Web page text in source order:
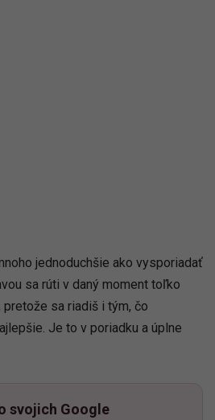
jednoduchšie ako vysporiadať
sa rúti v daný moment toľko
sa riadiš i tým, čo
Je to v poriadku a úplne
svojich Google